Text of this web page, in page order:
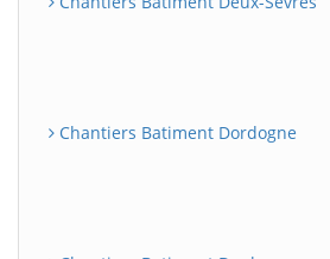
Chantiers Batiment Dordogne